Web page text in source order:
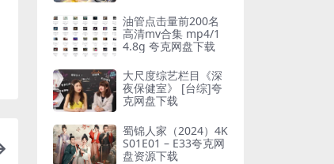
油管点击量前200名
高清mv合集 mp4/1
4.8g 夸克网盘下载
大尺度综艺栏目《深
夜保健室》 [台综]夸
克网盘下载
蜀锦人家（2024）4K
S01E01 – E33夸克网
盘资源下载